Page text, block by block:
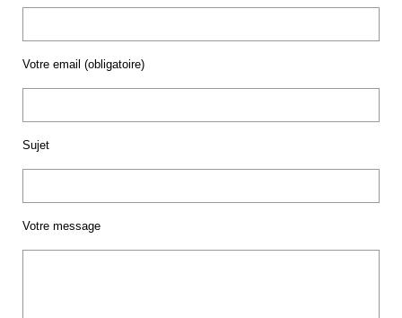
Votre email (obligatoire)
Sujet
Votre message